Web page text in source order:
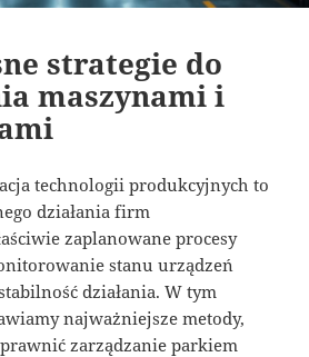
strategie do
maszynami i
technologii produkcyjnych to
działania firm
zaplanowane procesy
stanu urządzeń
działania. W tym
najważniejsze metody,
zarządzanie parkiem